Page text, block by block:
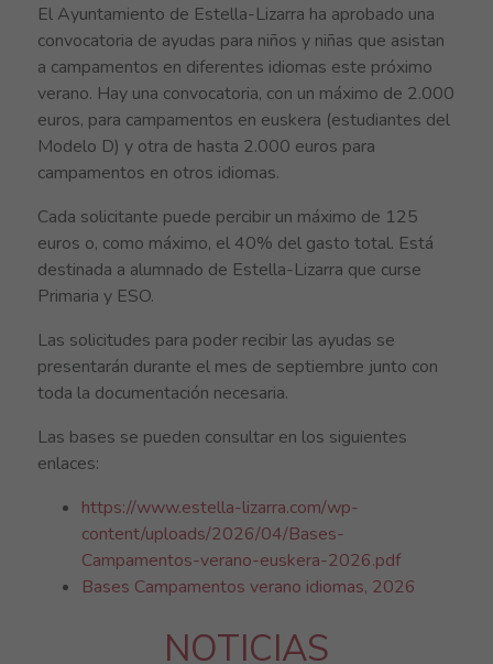
El Ayuntamiento de Estella-Lizarra ha aprobado una
convocatoria de ayudas para niños y niñas que asistan
a campamentos en diferentes idiomas este próximo
verano. Hay una convocatoria, con un máximo de 2.000
euros, para campamentos en euskera (estudiantes del
Modelo D) y otra de hasta 2.000 euros para
campamentos en otros idiomas.
Cada solicitante puede percibir un máximo de 125
euros o, como máximo, el 40% del gasto total. Está
destinada a alumnado de Estella-Lizarra que curse
Primaria y ESO.
Las solicitudes para poder recibir las ayudas se
presentarán durante el mes de septiembre junto con
toda la documentación necesaria.
Las bases se pueden consultar en los siguientes
enlaces:
https://www.estella-lizarra.com/wp-
content/uploads/2026/04/Bases-
Campamentos-verano-euskera-2026.pdf
Bases Campamentos verano idiomas, 2026
NOTICIAS